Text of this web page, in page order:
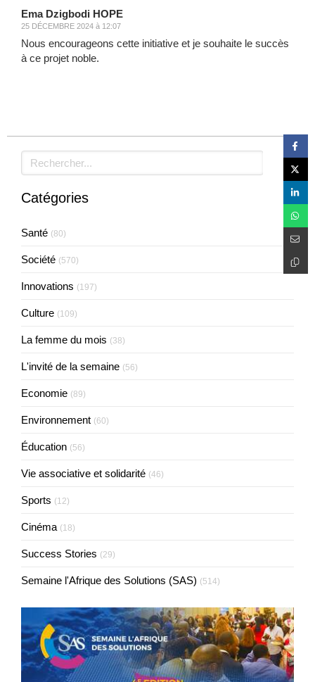
Ema Dzigbodi HOPE
25 DÉCEMBRE 2024 à 12:07
Nous encourageons cette initiative et je souhaite le succès
à ce projet noble.
Rechercher
Catégories
Santé (80)
Société (570)
Innovations (197)
Culture (109)
La femme du mois (38)
L'invité de la semaine (56)
Economie (89)
Environnement (60)
Éducation (56)
Vie associative et solidarité (46)
Sports (12)
Cinéma (18)
Success Stories (29)
Semaine l'Afrique des Solutions (SAS) (514)